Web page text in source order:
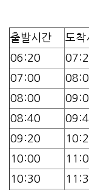
출발시간 도착
06:20
07:00
08:00
08:40
09:20
10:00
10:30